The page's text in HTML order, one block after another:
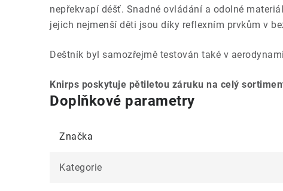
nepřekvapí déšť. Snadné ovládání a odolné
jejich nejmenší děti jsou díky reflexním prvkům v
Deštník byl samozřejmě testován také v
Knirps poskytuje pětiletou záruku na celý
Doplňkové parametry
Značka
Kategorie